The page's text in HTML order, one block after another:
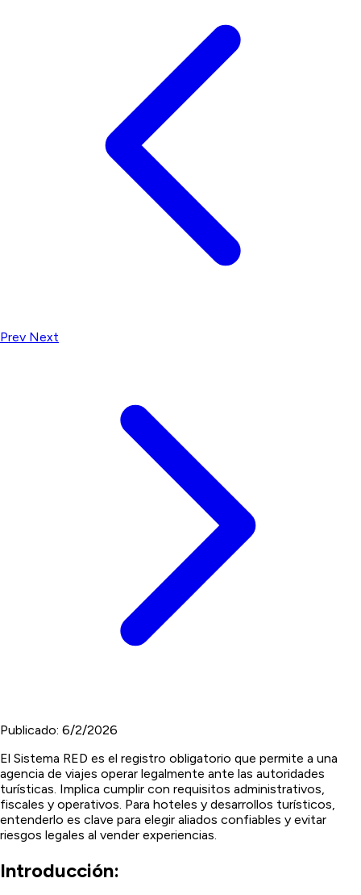
Prev Next
Publicado: 6/2/2026
El Sistema RED es el registro obligatorio que permite a una
agencia de viajes operar legalmente ante las autoridades
turísticas. Implica cumplir con requisitos administrativos,
fiscales y operativos. Para hoteles y desarrollos turísticos,
entenderlo es clave para elegir aliados confiables y evitar
riesgos legales al vender experiencias.
Introducción: